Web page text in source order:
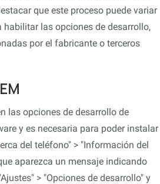
que este proceso puede variar
las opciones de desarrollo,
por el fabricante o terceros
las opciones de desarrollo de
y es necesaria para poder instalar
del teléfono" > "Información del
aparezca un mensaje indicando
> "Opciones de desarrollo" y